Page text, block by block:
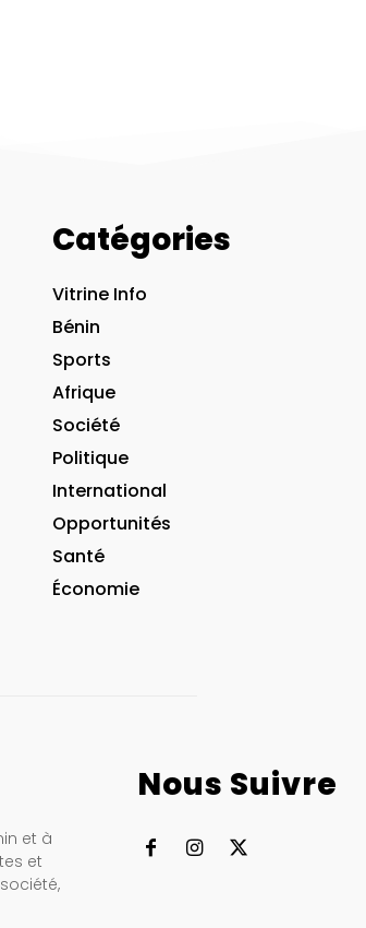
Catégories
Vitrine Info
Bénin
Sports
Afrique
Société
Politique
International
Opportunités
Santé
Économie
et à
et
Nous Suivre